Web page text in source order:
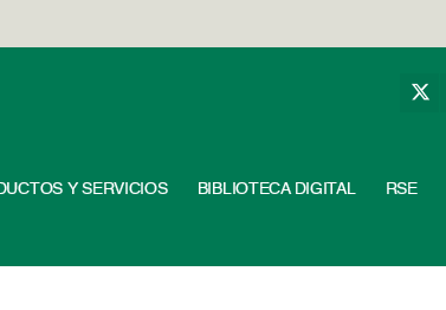
Y SERVICIOS BIBLIOTECA DIGITAL RSE